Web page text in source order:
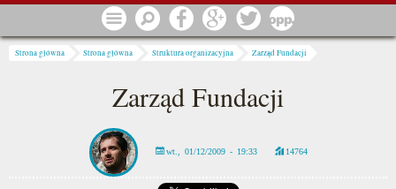
Przejdź do treści Menu Szukaj Facebook Google Twitter
Jesteś tutaj
Strona główna Strona główna Struktura organizacyjna Zarząd Fundacji
Zarząd Fundacji
wt., 01/12/2009 - 19:33 14764